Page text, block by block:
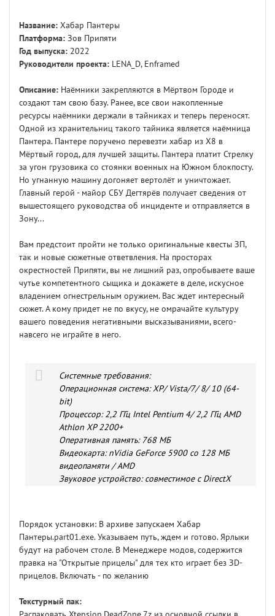
Название: Хабар Пантеры
Платформа: Зов Припяти
Год выпуска: 2022
Руководители проекта: LENA_D, Enframed
Описание: Наёмники закрепляются в Мёртвом Городе и
создают там свою базу. Ранее, все свои накопленные
ресурсы наёмники держали в тайниках и теперь переносят.
Одной из хранительниц такого тайника является наёмница
Пантера. Пантере поручено перевезти хабар из Х8 в
Мёртвый город, для лучшей защиты. Пантера платит Стрелку
за угон грузовика со стоянки военных на Южном блокпосту.
Но угнанную машину догоняет вертолёт и уничтожает.
Главный герой - майор СБУ Дегтярёв получает сведения от
вышестоящего руководства об инциденте и отправляется в
Зону...
Вам предстоит пройти не только оригинальные квесты ЗП,
так и новые сюжетные ответвления. На просторах
окрестностей Припяти, вы не лишний раз, опробываете ваше
чутье компетентного сыщика и докажете в деле, искусное
владением огнестрельным оружием. Вас ждет интересный
сюжет. А кому придет не по вкусу, не омрачайте культуру
вашего поведения негативными высказываниями, всего-
навсего не играйте в него.
Системные требования:
Операционная система: XP/ Vista/7/ 8/ 10 (64-
bit)
Процессор: 2,2 ГГц Intel Pentium 4/ 2,2 ГГц AMD
Athlon XP 2200+
Оперативная память: 768 МБ
Видеокарта: nVidia GeForce 5900 со 128 МБ
видеопамяти / AMD
Звуковое устройство: совместимое с DirectX
Порядок установки: В архиве запускаем Хабар
Пантеры.part01.exe. Указываем путь, ждем и готово. Ярлыки
будут на рабочем столе. В Менеджере модов, содержится
правка на "Открытые прицелы" для тех кто играет без ЗD-
прицелов. Включать - по желанию
Текстурный пак: